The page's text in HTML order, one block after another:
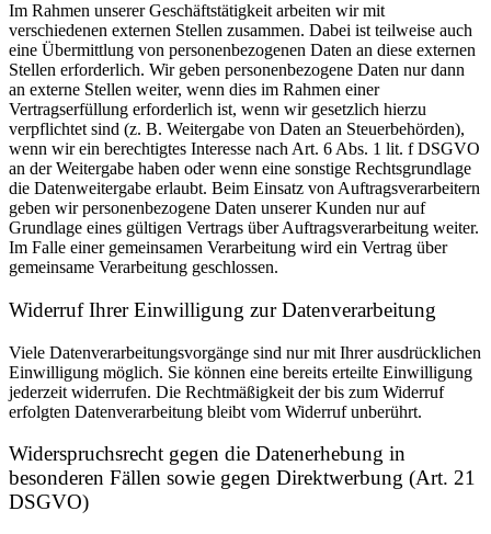
Im Rahmen unserer Geschäftstätigkeit arbeiten wir mit
verschiedenen externen Stellen zusammen. Dabei ist teilweise auch
eine Übermittlung von personenbezogenen Daten an diese externen
Stellen erforderlich. Wir geben personenbezogene Daten nur dann
an externe Stellen weiter, wenn dies im Rahmen einer
Vertragserfüllung erforderlich ist, wenn wir gesetzlich hierzu
verpflichtet sind (z. B. Weitergabe von Daten an Steuerbehörden),
wenn wir ein berechtigtes Interesse nach Art. 6 Abs. 1 lit. f DSGVO
an der Weitergabe haben oder wenn eine sonstige Rechtsgrundlage
die Datenweitergabe erlaubt. Beim Einsatz von Auftragsverarbeitern
geben wir personenbezogene Daten unserer Kunden nur auf
Grundlage eines gültigen Vertrags über Auftragsverarbeitung weiter.
Im Falle einer gemeinsamen Verarbeitung wird ein Vertrag über
gemeinsame Verarbeitung geschlossen.
Widerruf Ihrer Einwilligung zur Datenverarbeitung
Viele Datenverarbeitungsvorgänge sind nur mit Ihrer ausdrücklichen
Einwilligung möglich. Sie können eine bereits erteilte Einwilligung
jederzeit widerrufen. Die Rechtmäßigkeit der bis zum Widerruf
erfolgten Datenverarbeitung bleibt vom Widerruf unberührt.
Widerspruchsrecht gegen die Datenerhebung in
besonderen Fällen sowie gegen Direktwerbung (Art. 21
DSGVO)